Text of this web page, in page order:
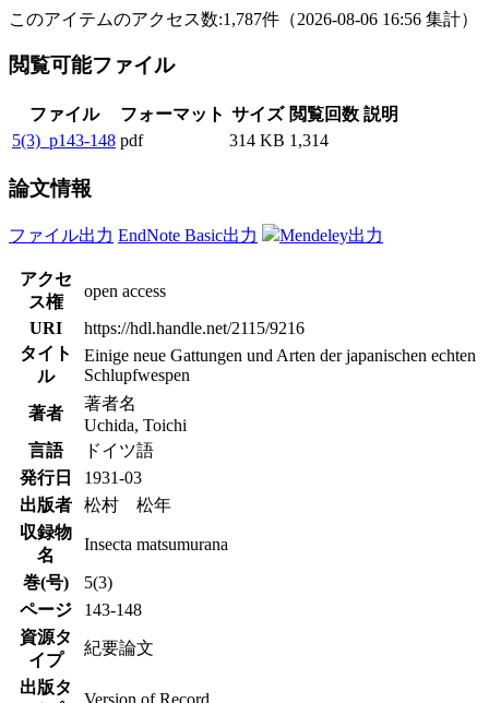
このアイテムのアクセス数:1,787件 （2026-08-06 16:56 集計）
閲覧可能ファイル
ファイル フォーマット サイズ 閲覧回数 説明
5(3)_p143-148 pdf 314 KB 1,314
論文情報
ファイル出力 EndNote Basic出力 Mendeley出力
アクセ
ス権
open access
URI
https://hdl.handle.net/2115/9216
タイト
ル
Einige neue Gattungen und Arten der japanischen echten
Schlupfwespen
著者
著者名
Uchida, Toichi
言語
ドイツ語
発行日
1931-03
出版者
松村 松年
収録物
名
Insecta matsumurana
巻(号)
5(3)
ページ
143-148
資源タ
イプ
紀要論文
出版タ
Version of Record